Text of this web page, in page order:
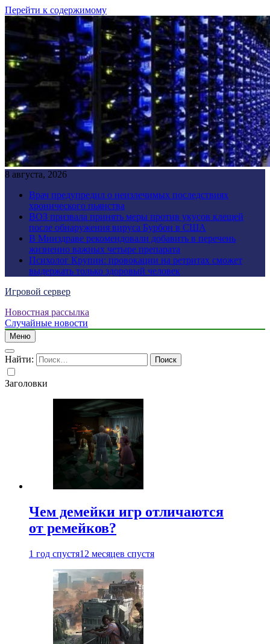
Перейти к содержимому
8 августа, 2026
Врач предупредил о неизлечимых последствиях
хронического пьянства
ВОЗ призвала принять меры против укусов клещей
после обнаружения вируса Бурбон в США
В Минздраве рекомендовали добавить в перечень
жизненно важных четыре препарата
Психолог Крупин: провокации на ретритах сможет
выдержать только здоровый человек
Игровой сервер
Новостная рассылка
Случайные новости
Меню
Найти:
Заголовки
Чем демейки игр отличаются
от ремейков?
1 год спустя12 месяцев спустя